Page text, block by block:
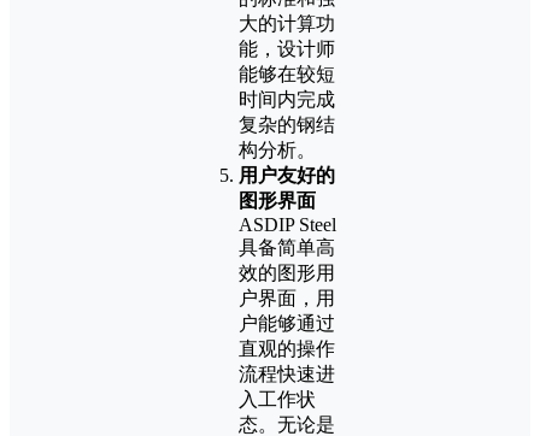
大的计算功
能，设计师
能够在较短
时间内完成
复杂的钢结
构分析。
用户友好的
图形界面
ASDIP Steel
具备简单高
效的图形用
户界面，用
户能够通过
直观的操作
流程快速进
入工作状
态。无论是